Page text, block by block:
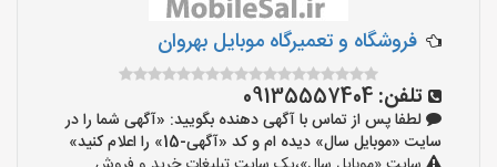
فروشگاه و تعمیرگاه موبایل بهروان
تلفن: 09135557404
لطفا پس از تماس با آگهی دهنده بگویید: «آگهی شما را در
سایت «موبایل سال» دیده ام و کد «آگهی-15» را اعلام کنید»